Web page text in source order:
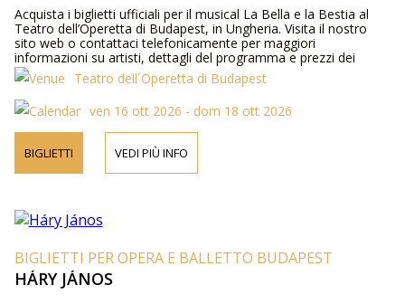
Acquista i biglietti ufficiali per il musical La Bella e la Bestia al
Teatro dell’Operetta di Budapest, in Ungheria. Visita il nostro
sito web o contattaci telefonicamente per maggiori
informazioni su artisti, dettagli del programma e prezzi dei
biglietti.
Teatro dell´Operetta di Budapest
ven 16 ott 2026 - dom 18 ott 2026
BIGLIETTI VEDI PIÙ INFO
BIGLIETTI PER OPERA E BALLETTO BUDAPEST
HÁRY JÁNOS